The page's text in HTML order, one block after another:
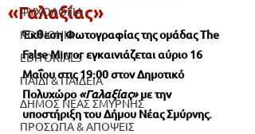
ΨΥΧΟΛΟΓΙΑ
ΚΟΙΝΩΝΙΑ
EDITORIALS
ΠΑΙΔΙ & ΠΑΙΔΕΙΑ
ΔΗΜΟΣ ΝΕΑΣ ΣΜΥΡΝΗΣ
ΠΡΟΣΩΠΑ & ΑΠΟΨΕΙΣ
«Γαλαξίας»
Έκθεση Φωτογραφίας της ομάδας The
False Mirror εγκαινιάζεται αύριο 16
Μαΐου στις 19:00 στον Δημοτικό
Πολυχώρο «Γαλαξίας» με την
υποστήριξη του Δήμου Νέας Σμύρνης.